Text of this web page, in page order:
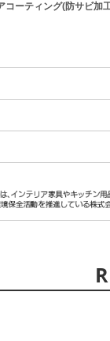
ーティング(防サビ加